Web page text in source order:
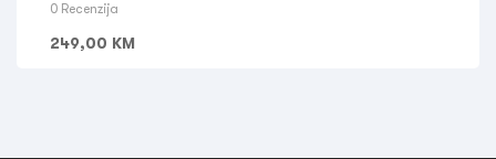
0 Recenzija
249,00 KM